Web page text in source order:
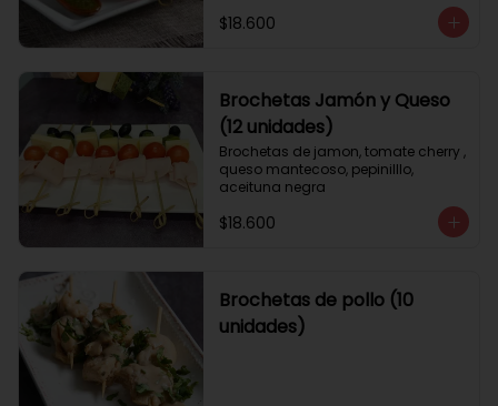
$18.600
Brochetas Jamón y Queso
(12 unidades)
Brochetas de jamon, tomate cherry ,
queso mantecoso, pepinilllo,
aceituna negra
$18.600
Brochetas de pollo (10
unidades)